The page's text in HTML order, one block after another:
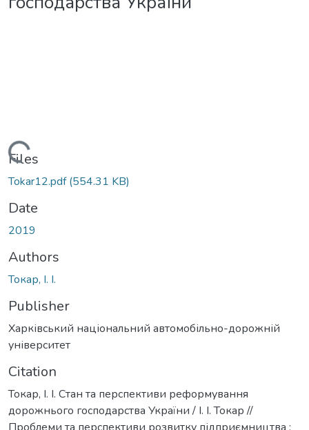
Loading...
Files
Tokar12.pdf(554.31 KB)
Date
2019
Authors
Токар, І. І.
Publisher
Харківський національний автомобільно-дорожній
університет
Citation
Токар, І. І. Стан та перспективи реформування
дорожнього господарства України / І. І. Токар //